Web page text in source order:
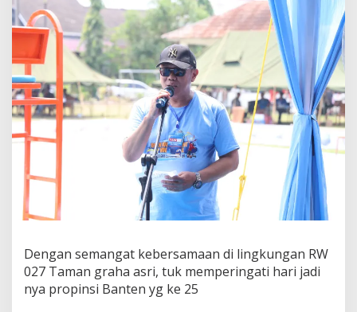
memperingati
hari
jadi
nya
propinsi
Banten
yg
ke
25
Dengan semangat kebersamaan di lingkungan RW
027 Taman graha asri, tuk memperingati hari jadi
nya propinsi Banten yg ke 25